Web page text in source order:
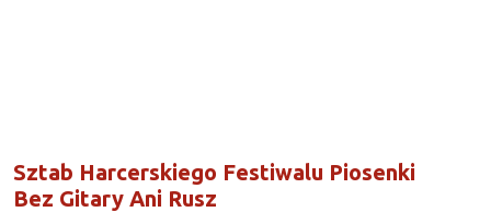
Sztab Harcerskiego Festiwalu Piosenki
Bez Gitary Ani Rusz